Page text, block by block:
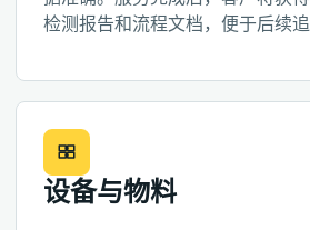
检测报告和流程文档，便于后续追
设备与物料